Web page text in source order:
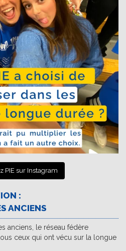
PIE sur Instagram
:
ANCIENS
anciens, le réseau fédère
ceux qui ont vécu sur la longue